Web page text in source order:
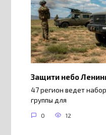
Защити небо
47 регион ведет
группы для
0 12